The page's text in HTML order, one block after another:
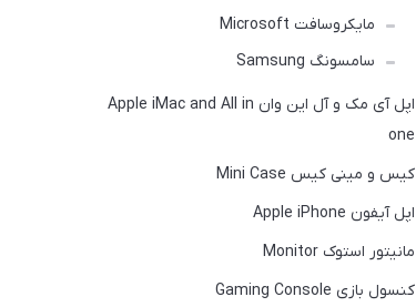
مایکروسافت Microsoft
سامسونگ Samsung
اپل آی مک و آل این وان Apple iMac and All in
one
کیس و مینی کیس Mini Case
اپل آیفون Apple iPhone
مانیتور استوک Monitor
کنسول بازی Gaming Console